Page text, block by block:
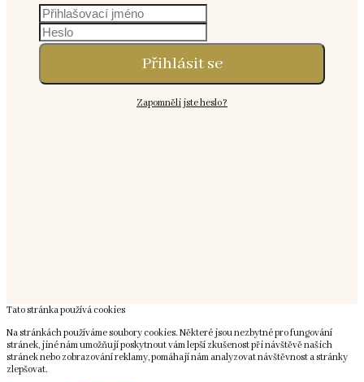
Přihlásit se
Zapomněli jste heslo?
Tato stránka používá cookies
Na stránkách používáme soubory cookies. Některé jsou nezbytné pro fungování
stránek, jiné nám umožňují poskytnout vám lepší zkušenost při návštěvě našich
stránek nebo zobrazování reklamy, pomáhají nám analyzovat návštěvnost a stránky
zlepšovat.